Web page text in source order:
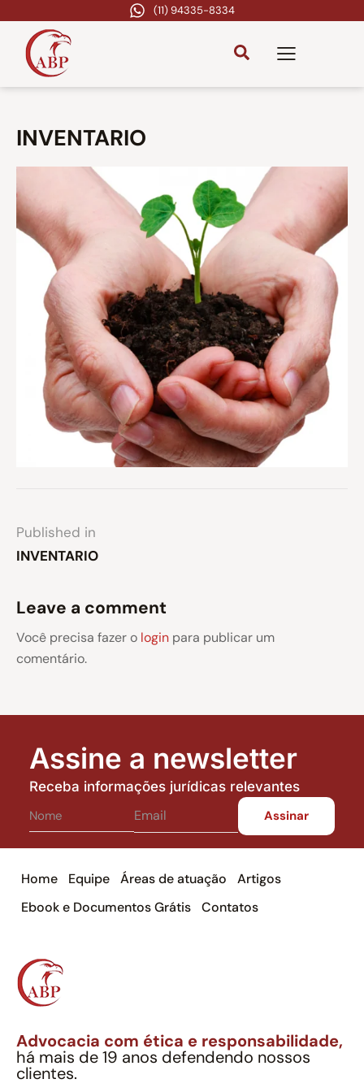
(11) 94335-8334
INVENTARIO
Published in
INVENTARIO
Leave a comment
Você precisa fazer o login para publicar um
comentário.
Assine a newsletter
Receba informações jurídicas relevantes
Home Equipe Áreas de atuação
Artigos
Ebook e Documentos Grátis
Contatos
Advocacia com ética e responsabilidade,
há mais de 19 anos defendendo nossos
clientes.